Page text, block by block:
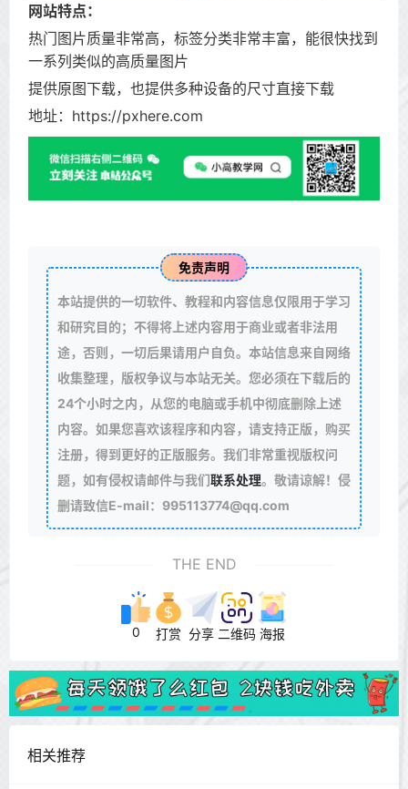
网站特点：
热门图片质量非常高，标签分类非常丰富，能很快找到
一系列类似的高质量图片
提供原图下载，也提供多种设备的尺寸直接下载
地址：https://pxhere.com
免责声明
本站提供的一切软件、教程和内容信息仅限用于学习
和研究目的；不得将上述内容用于商业或者非法用
途，否则，一切后果请用户自负。本站信息来自网络
收集整理，版权争议与本站无关。您必须在下载后的
24个小时之内，从您的电脑或手机中彻底删除上述
内容。如果您喜欢该程序和内容，请支持正版，购买
注册，得到更好的正版服务。我们非常重视版权问
题，如有侵权请邮件与我们联系处理。敬请谅解！侵
删请致信E-mail：995113774@qq.com
THE END
0 打赏 分享 二维码 海报
相关推荐